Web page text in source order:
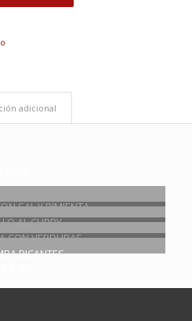
adicional
SAL Y PIMIENTA
€7.50
AL CURRY
€6.90
CON VERDURAS
€7.50
PICANTES